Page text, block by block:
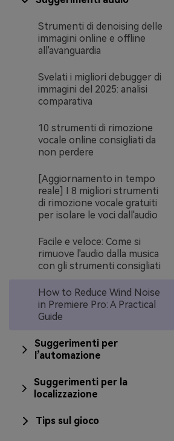
Strumenti di denoising delle
immagini online e offline
all'avanguardia
Svelati i migliori debugger di
immagini del 2025: analisi
comparativa
10 strumenti di rimozione
vocale online consigliati da
non perdere
[Aggiornamento in tempo
reale] I 8 migliori strumenti
di rimozione vocale gratuiti
per isolare le voci dall'audio
Facile e veloce: Come si
rimuove l'audio dalla musica
con gli strumenti consigliati
How to Reduce Wind Noise
in Premiere Pro: A Practical
Guide
Suggerimenti per
l’automazione
Suggerimenti per la
localizzazione
Tips sul gioco